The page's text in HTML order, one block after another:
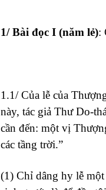
1/ Bài đọc I (năm lẻ):
1.1/ Của lễ của
này, tác giả Thư Do-
cần đến: một vị
các tầng trời.”
(1) Chỉ dâng hy lễ